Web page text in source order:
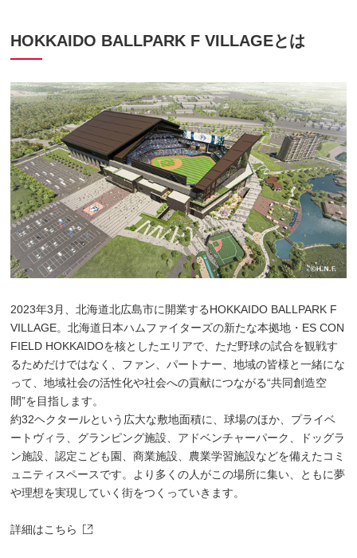
HOKKAIDO BALLPARK F VILLAGEとは
2023年3月、北海道北広島市に開業するHOKKAIDO BALLPARK F
VILLAGE。北海道日本ハムファイターズの新たな本拠地・ES CON
FIELD HOKKAIDOを核としたエリアで、ただ野球の試合を観戦す
るためだけではなく、ファン、パートナー、地域の皆様と一緒にな
って、地域社会の活性化や社会への貢献につながる“共同創造空
間”を目指します。
約32ヘクタールという広大な敷地面積に、球場のほか、プライベ
ートヴィラ、グランピング施設、アドベンチャーパーク、ドッグラ
ン施設、認定こども園、商業施設、農業学習施設などを備えたコミ
ュニティスペースです。より多くの人がこの場所に集い、ともに夢
や理想を実現していく街をつくっていきます。
詳細はこちら